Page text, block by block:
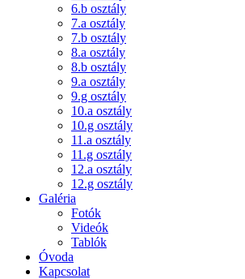
6.b osztály
7.a osztály
7.b osztály
8.a osztály
8.b osztály
9.a osztály
9.g osztály
10.a osztály
10.g osztály
11.a osztály
11.g osztály
12.a osztály
12.g osztály
Galéria
Fotók
Videók
Tablók
Óvoda
Kapcsolat